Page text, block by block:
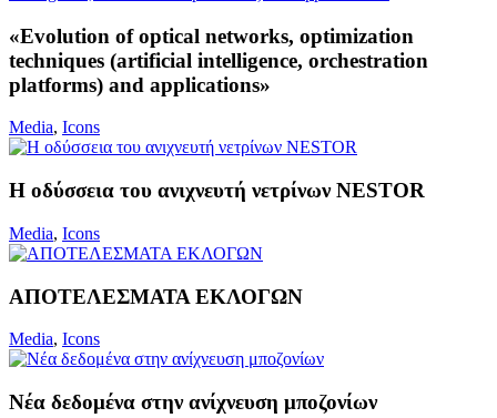
«Evolution of optical networks, optimization
techniques (artificial intelligence, orchestration
platforms) and applications»
Media, Icons
H οδύσσεια του ανιχνευτή νετρίνων NESTOR
Media, Icons
ΑΠΟΤΕΛΕΣΜΑΤΑ ΕΚΛΟΓΩΝ
Media, Icons
Νέα δεδομένα στην ανίχνευση μποζονίων